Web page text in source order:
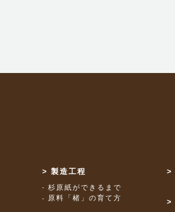
製造工程
杉原紙ができるまで
原料「楮」の育て方